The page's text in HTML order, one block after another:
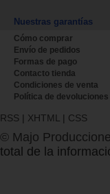
Nuestras garantías
Cómo comprar
Envío de pedidos
Formas de pago
Contacto tienda
Condiciones de venta
Política de devoluciones
RSS | XHTML | CSS
© Majo
total de la